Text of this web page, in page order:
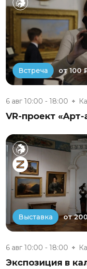
Встреча от 100
6 авг 10:00 - 18:00
VR-проект
Выставка от
6 авг 10:00 - 18:00
Экспозиция в